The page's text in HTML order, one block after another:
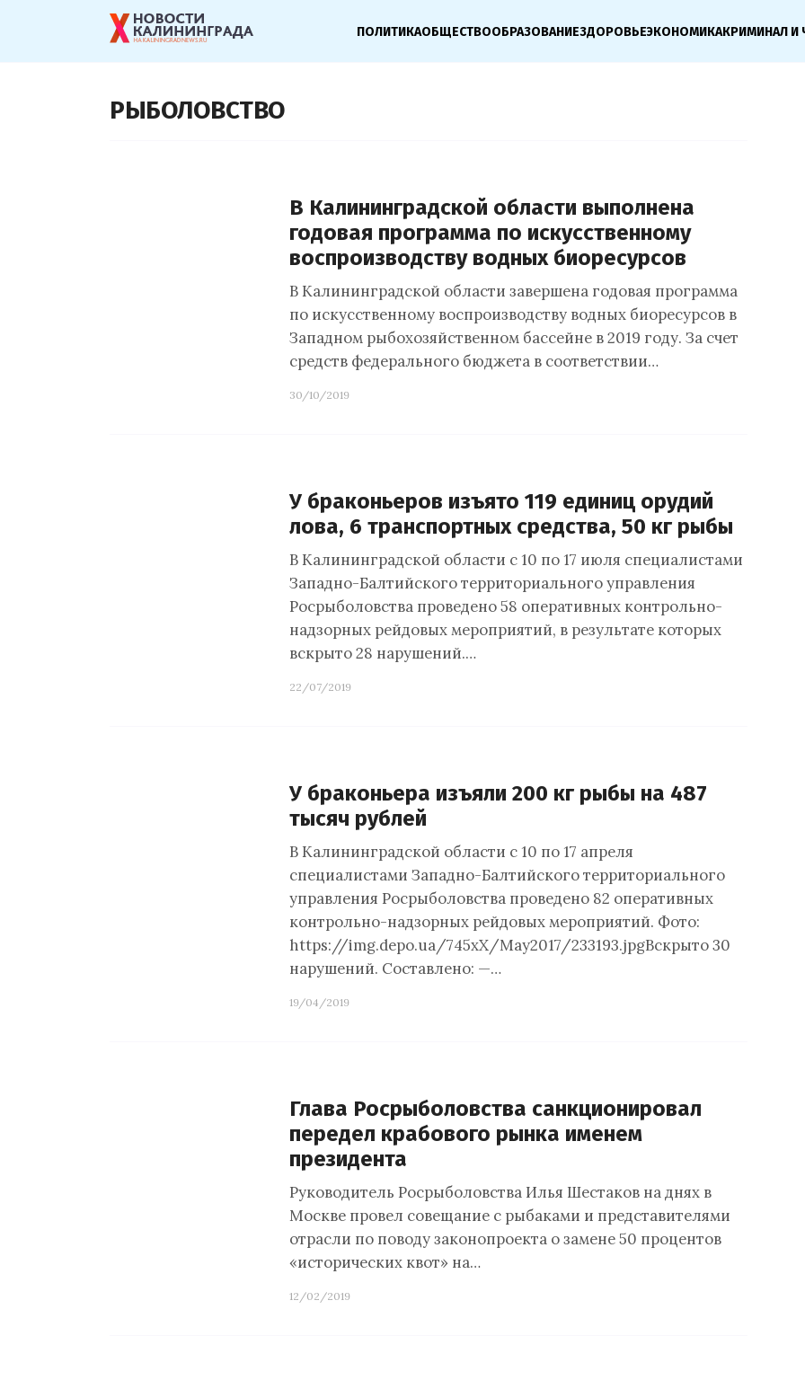
ПОЛИТИКАОБЩЕСТВООБРАЗОВАНИЕЗДОРОВЬЕЭКОНОМИКАКРИМИНАЛ И
РЫБОЛОВСТВО
В Калининградской области выполнена
годовая программа по искусственному
воспроизводству водных биоресурсов
В Калининградской области завершена годовая программа
по искусственному воспроизводству водных биоресурсов в
Западном рыбохозяйственном бассейне в 2019 году. За счет
средств федерального бюджета в соответствии…
30/10/2019
У браконьеров изъято 119 единиц орудий
лова, 6 транспортных средства, 50 кг рыбы
В Калининградской области с 10 по 17 июля специалистами
Западно-Балтийского территориального управления
Росрыболовства проведено 58 оперативных контрольно-
надзорных рейдовых мероприятий, в результате которых
вскрыто 28 нарушений.…
22/07/2019
У браконьера изъяли 200 кг рыбы на 487
тысяч рублей
В Калининградской области с 10 по 17 апреля
специалистами Западно-Балтийского территориального
управления Росрыболовства проведено 82 оперативных
контрольно-надзорных рейдовых мероприятий. Фото:
https://img.depo.ua/745xX/May2017/233193.jpgВскрыто 30
нарушений. Составлено: —…
19/04/2019
Глава Росрыболовства санкционировал
передел крабового рынка именем
президента
Руководитель Росрыболовства Илья Шестаков на днях в
Москве провел совещание с рыбаками и представителями
отрасли по поводу законопроекта о замене 50 процентов
«исторических квот» на…
12/02/2019